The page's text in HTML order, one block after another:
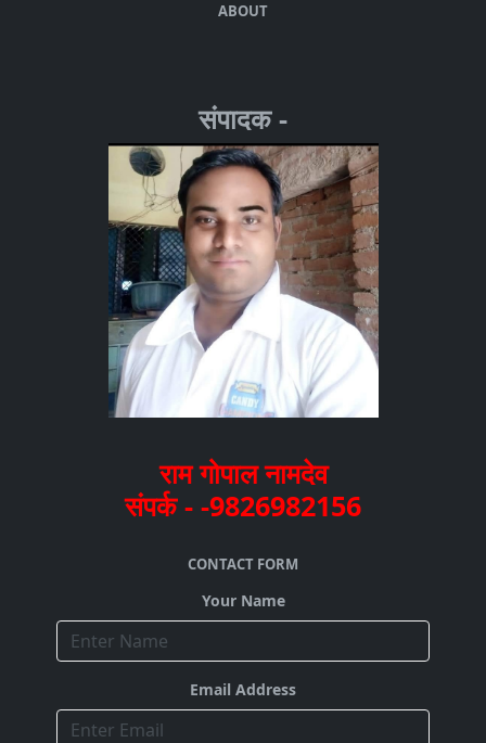
ABOUT
संपादक -
राम गोपाल नामदेव
संपर्क - -9826982156
CONTACT FORM
Your Name
Email Address